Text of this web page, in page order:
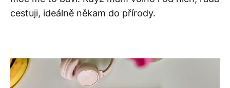
cestuji, ideálně někam do přírody.